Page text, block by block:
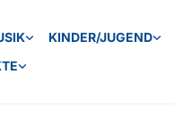
KINDER/JUGEND